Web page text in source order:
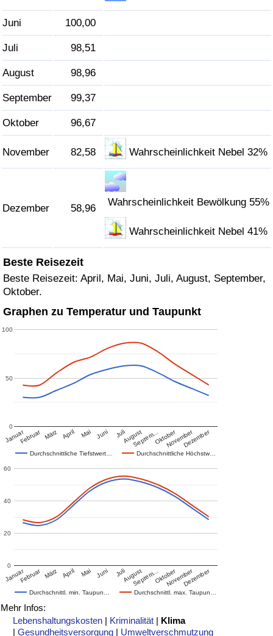
Juni 100,00
Juli 98,51
August 98,96
September 99,37
Oktober 96,67
November 82,58 Wahrscheinlichkeit Nebel 32%
Dezember 58,96
Wahrscheinlichkeit Bewölkung 55%
Wahrscheinlichkeit Nebel 41%
Beste Reisezeit
Beste Reisezeit: April, Mai, Juni, Juli, August, September,
Oktober.
Graphen zu Temperatur und Taupunkt
Durchschnittliche Tiefstwert… Durchschnittliche Höchstw…
JanuarFebruar März April Mai Juni JuliAugustSeptem…OktoberNovemberDezember
0
50
100
Durchschnittl. min. Taupun… Durchschnittl. max. Taupun…
JanuarFebruar März April Mai Juni JuliAugustSeptem…OktoberNovemberDezember
0
20
40
60
Mehr Infos:
Lebenshaltungskosten | Kriminalität | Klima
|Gesundheitsversorgung | Umweltverschmutzung